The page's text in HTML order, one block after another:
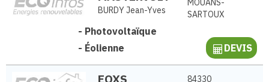
BURDY Jean-Yves
MOUANS-
SARTOUX
- Photovoltaïque
- Éolienne DEVIS
EOXS 84330